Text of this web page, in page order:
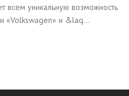
всем уникальную возможность
«Volkswagen» и &laq...